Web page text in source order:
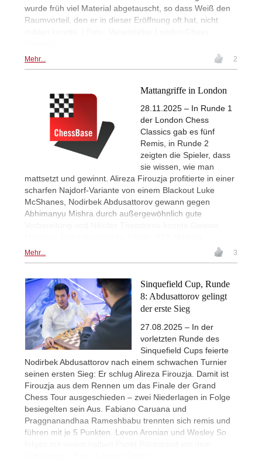
wurde früh viel Material abgetauscht, so dass Weiß den
Raumvorteil, den er in dieser Eröffnung oft hat, nicht
Mehr... 2
Mattangriffe in London
28.11.2025 – In Runde 1
der London Chess
Classics gab es fünf
Remis, in Runde 2
zeigten die Spieler, dass
sie wissen, wie man
mattsetzt und gewinnt. Alireza Firouzja profitierte in einer
scharfen Najdorf-Variante von einem Blackout Luke
McShanes, Nodirbek Abdusattorov gewann gegen
Abhimanyu Mishra durch außergewöhnlich gute
Mehr... 3
Sinquefield Cup, Runde
8: Abdusattorov gelingt
der erste Sieg
27.08.2025 – In der
vorletzten Runde des
Sinquefield Cups feierte
Nodirbek Abdusattorov nach einem schwachen Turnier
seinen ersten Sieg: Er schlug Alireza Firouzja. Damit ist
Firouzja aus dem Rennen um das Finale der Grand
Chess Tour ausgeschieden – zwei Niederlagen in Folge
besiegelten sein Aus. Fabiano Caruana und
Praggnanandhaa Rameshbabu trennten sich remis und
führen mit je 5 Punkten. Levon Aronian und Wesley So